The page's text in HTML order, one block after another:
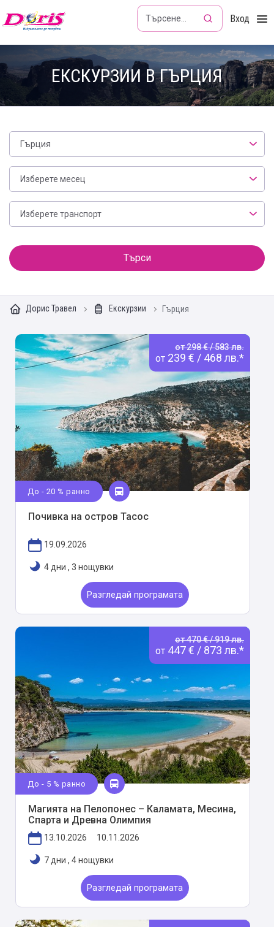
Doris - Изкушението да пътуваш Вход
ЕКСКУРЗИИ В ГЪРЦИЯ
Гърция
Месец
Изберете месец
Транспорт
Изберете транспорт
Търси
Дорис Травел Екскурзии Гърция
от 298 € / 583 лв.
от 239 € / 468 лв.*
До - 20 % ранно
Почивка на остров Тасос
19.09.2026
4 дни , 3 нощувки
Разгледай програмата
от 470 € / 919 лв.
от 447 € / 873 лв.*
До - 5 % ранно
Магията на Пелопонес – Каламата, Месина,
Спарта и Древна Олимпия
13.10.2026 10.11.2026
7 дни , 4 нощувки
Разгледай програмата